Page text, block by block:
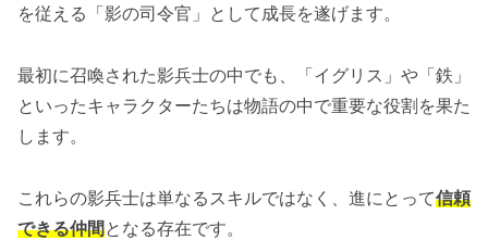
を従える「影の司令官」として成長を遂げます。
最初に召喚された影兵士の中でも、「イグリス」や「鉄」
といったキャラクターたちは物語の中で重要な役割を果た
します。
これらの影兵士は単なるスキルではなく、進にとって信頼
できる仲間となる存在です。